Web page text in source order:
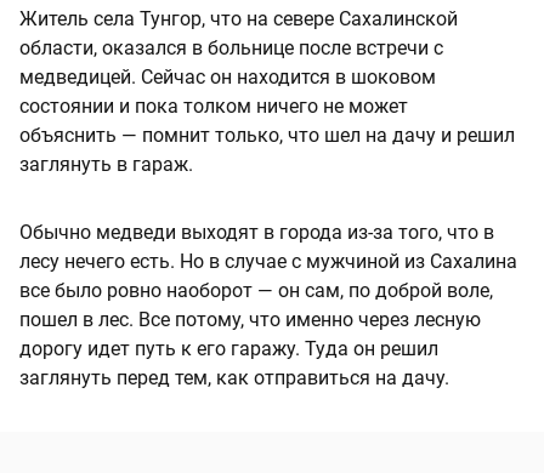
Житель села Тунгор, что на севере Сахалинской
области, оказался в больнице после встречи с
медведицей. Сейчас он находится в шоковом
состоянии и пока толком ничего не может
объяснить — помнит только, что шел на дачу и решил
заглянуть в гараж.
Обычно медведи выходят в города из-за того, что в
лесу нечего есть. Но в случае с мужчиной из Сахалина
все было ровно наоборот — он сам, по доброй воле,
пошел в лес. Все потому, что именно через лесную
дорогу идет путь к его гаражу. Туда он решил
заглянуть перед тем, как отправиться на дачу.